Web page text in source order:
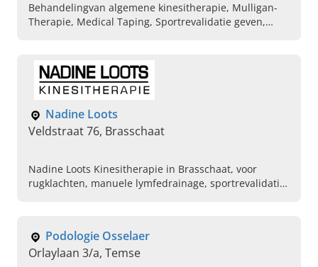
Behandelingvan algemene kinesitherapie, Mulligan-
Therapie, Medical Taping, Sportrevalidatie geven,
Nadine Loots
Veldstraat 76, Brasschaat
Nadine Loots Kinesitherapie in Brasschaat, voor
rugklachten, manuele lymfedrainage, sportrevalidatie,
Podologie Osselaer
Orlaylaan 3/a, Temse